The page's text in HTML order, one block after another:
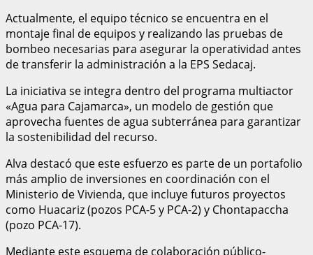
Actualmente, el equipo técnico se encuentra en el
montaje final de equipos y realizando las pruebas de
bombeo necesarias para asegurar la operatividad antes
de transferir la administración a la EPS Sedacaj.
La iniciativa se integra dentro del programa multiactor
«Agua para Cajamarca», un modelo de gestión que
aprovecha fuentes de agua subterránea para garantizar
la sostenibilidad del recurso.
Alva destacó que este esfuerzo es parte de un portafolio
más amplio de inversiones en coordinación con el
Ministerio de Vivienda, que incluye futuros proyectos
como Huacariz (pozos PCA-5 y PCA-2) y Chontapaccha
(pozo PCA-17).
Mediante este esquema de colaboración público-